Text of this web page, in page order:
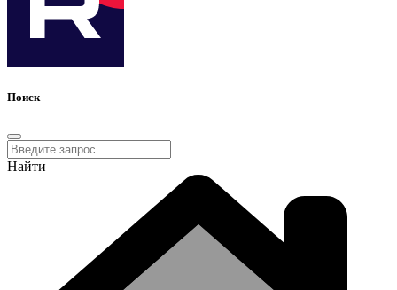
Поиск
Найти